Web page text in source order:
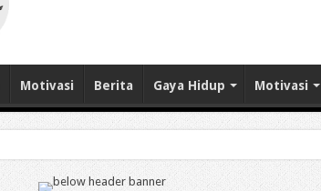
Motivasi Berita Gaya Hidup Motivasi